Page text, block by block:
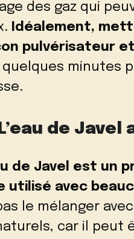
des gaz qui
Idéalement,
pulvérisateur
quelques minutes
de
de Javel est un
utilisé avec
le mélanger
car il peut